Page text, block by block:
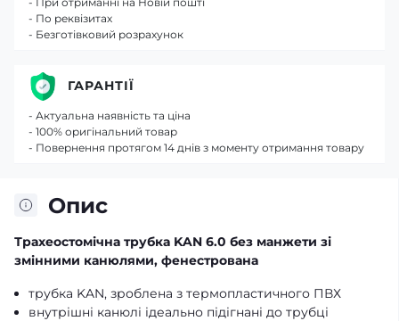
Опис
Трахеостомічна трубка KAN 6.0 без манжети зі
змінними канюлями, фенестрована
трубка KAN, зроблена з термопластичного ПВХ
внутрішні канюлі ідеально підігнані до трубці
- По реквізитах
- Безготівковий розрахунок
ГАРАНТІЇ
- Актуальна наявність та ціна
- 100% оригінальний товар
- Повернення протягом 14 днів з моменту отримання товару